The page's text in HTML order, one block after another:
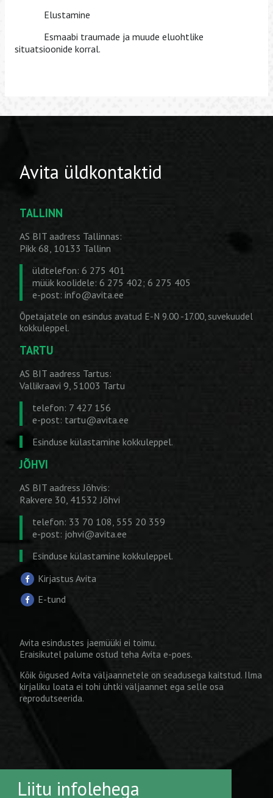
Elustamine
Esmaabi traumade ja muude eluohtlike
situatsioonide korral.
Avita üldkontaktid
TALLINN
AS BIT aadress Tallinnas:
Pikk 68, 10133 Tallinn
üldtelefon: 6 275 401
müük koolidele: 6 275 402; 6 275 405
e-post: info@avita.ee
Õpetajatele on esindus avatud E-N 9.00 -17.00, suvekuudel
kokkuleppel.
TARTU
AS BIT aadress Tartus:
Vallikraavi 9, 51003 Tartu
telefon: 7 427 156
e-post: tartu@avita.ee
Esinduse külastamine kokkuleppel.
JÕHVI
AS BIT aadress Jõhvis:
Rakvere 30, 41532 Jõhvi
telefon: 33 70 108, 555 20 359
e-post: johvi@avita.ee
Esinduse külastamine kokkuleppel.
Kirjastus Avita
E-tund
Avita esindustes jaemüüki ei toimu.
Eraisikutel palume ostud teha Avita e-poes.
Kõik õigused Avita väljaannetele on seadusega kaitstud. Ilma
kirjaliku loata ei tohi ühtki väljaannet ega selle osa
reprodutseerida.
Liitu infolehega